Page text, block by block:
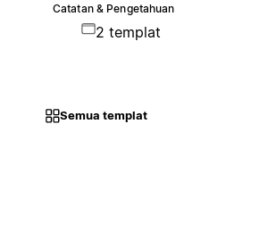
Catatan & Pengetahuan
2 templat
Semua templat